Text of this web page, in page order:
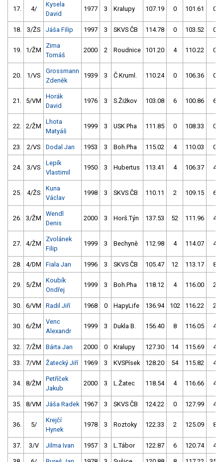
17. 4/
Kysela
David
1977 3 Kralupy 107.19 0 101.61 0
18. 3/ŽS Jáša Filip 1997 3 SKVS ČB 114.78 0 103.52 0
19. 1/ŽM
Zima
Tomáš
2000 2 Roudnice 101.20 4 110.22 0
20. 1/VS
Grossmann
Zdeněk
1939 3 Č.Kruml. 110.24 0 106.36 0
21. 5/VM
Horák
David
1976 3 S.Žižkov 103.08 6 100.86 6
22. 2/ŽM
Lhota
Matyáš
1999 3 USK Pha 111.85 0 108.33 0
23. 2/VS Dodal Jan 1953 3 Boh.Pha 115.02 4 110.03 0
24. 3/VS
Lepík
Vlastimil
1950 3 Hubertus 113.41 4 106.37 4
25. 4/ŽS
Kuna
Václav
1998 3 SKVS ČB 110.11 2 109.15 6
26. 3/ŽM
Wendl
Denis
2000 3 Horš.Týn 137.53 52 111.96 4
27. 4/ŽM
Zvolánek
Filip
1999 3 Bechyně 112.98 4 114.07 4
28. 4/DM Fiala Jan 1996 3 SKVS ČB 105.47 12 113.17 8
29. 5/ŽM
Koubík
Ondřej
1999 3 Boh.Pha 118.12 4 116.00 2
30. 6/VM Radil Jiří 1968 0 HapyLife 136.94 102 116.22 2
30. 6/ŽM
Venc
Alexandr
1999 3 Dukla B. 156.40 8 116.05 4
32. 7/ŽM Bárta Jan 2000 0 Kralupy 127.30 14 115.69 4
33. 7/VM Žatecký Jiří 1969 3 KVSPísek 128.20 54 115.82 4
34. 8/ŽM
Petříček
Jakub
2000 3 L.Žatec 118.54 4 116.66 4
35. 8/VM Jáša Radek 1967 3 SKVS ČB 124.22 0 127.99 4
36. 5/
Krejčí
Hynek
1978 3 Roztoky 122.33 2 125.09 8
37. 3/V Jilma Ivan 1957 3 L.Tábor 122.87 6 120.74 4